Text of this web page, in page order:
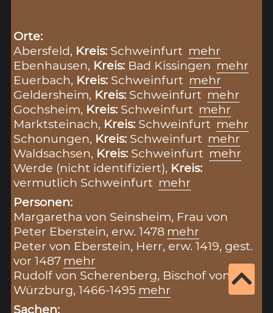
Orte:
Abersfeld, Kreis: Schweinfurt mehr
Ebenhausen, Kreis: Bad Kissingen mehr
Euerbach, Kreis: Schweinfurt mehr
Geldersheim, Kreis: Schweinfurt mehr
Gochsheim, Kreis: Schweinfurt mehr
Marktsteinach, Kreis: Schweinfurt mehr
Schonungen, Kreis: Schweinfurt mehr
Waldsachsen, Kreis: Schweinfurt mehr
Werde (nicht identifiziert), Kreis:
vermutlich Schweinfurt mehr
Personen:
Margaretha von Seinsheim, Frau von
Peter Eberstein, erw. 1478 mehr
Peter von Eberstein, Herr, erw. 1419, gest.
vor 1487 mehr
Rudolf von Scherenberg, Bischof von
Würzburg, 1466-1495 mehr
Sachen: